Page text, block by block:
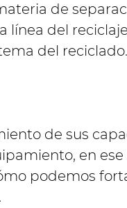
de
del
del reciclado.
de sus
en
podemos